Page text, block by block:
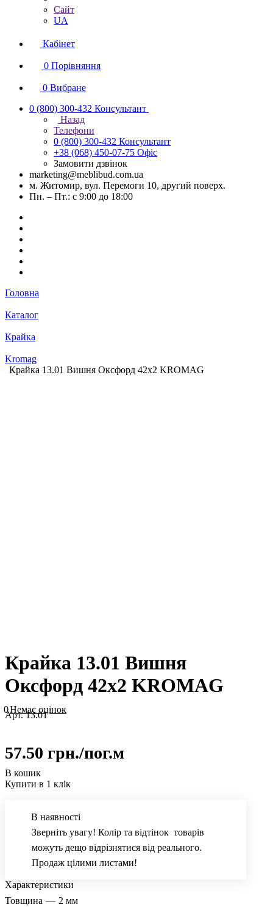
Сайт
UA
Кабінет
0 Порівняння
0 Вибране
0 (800) 300-432 Консультант
Назад
Телефони
0 (800) 300-432 Консультант
+38 (068) 450-07-75 Офіс
Замовити дзвінок
marketing@meblibud.com.ua
м. Житомир, вул. Перемоги 10, другий поверх.
Пн. – Пт.: с 9:00 до 18:00
Головна
Каталог
Крайка
Kromag
Крайка 13.01 Вишня Оксфорд 42х2 KROMAG
Крайка 13.01 Вишня
Оксфорд 42х2 KROMAG
0Немає оцінок
Арт.13.01
57.50 грн./пог.м
В кошик
Купити в 1 клік
В наявності
Зверніть увагу! Колір та відтінок товарів
можуть дещо відрізнятися від реального.
Продаж цілими листами!
Характеристики
Товщина — 2 мм